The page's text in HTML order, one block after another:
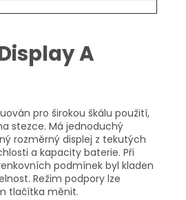
A
pro širokou škálu použití,
stezce. Má jednoduchý
rozměrný displej z tekutých
a kapacity baterie. Při
podmínek byl kladen
Režim podpory lze
tlačítka měnit.